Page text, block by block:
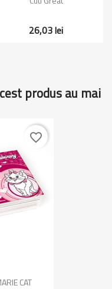
26,03 lei
produs au mai
CAT
favorite_border